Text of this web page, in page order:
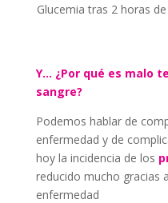
Glucemia tras 2 horas
Y… ¿Por qué es malo
sangre?
Podemos hablar de
enfermedad y de
hoy la incidencia de los
reducido mucho gracias
enfermedad